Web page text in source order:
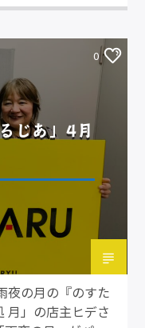
0
じあ」4月
夜の月の『のすた
月」の店主ヒデさ